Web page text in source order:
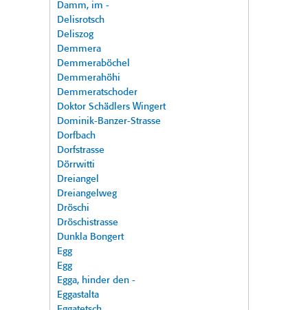
Damm, im -
Delisrotsch
Deliszog
Demmera
Demmeraböchel
Demmerahöhi
Demmeratschoder
Doktor Schädlers Wingert
Dominik-Banzer-Strasse
Dorfbach
Dorfstrasse
Dörrwitti
Dreiangel
Dreiangelweg
Dröschi
Dröschistrasse
Dunkla Bongert
Egg
Egg
Egga, hinder den -
Eggastalta